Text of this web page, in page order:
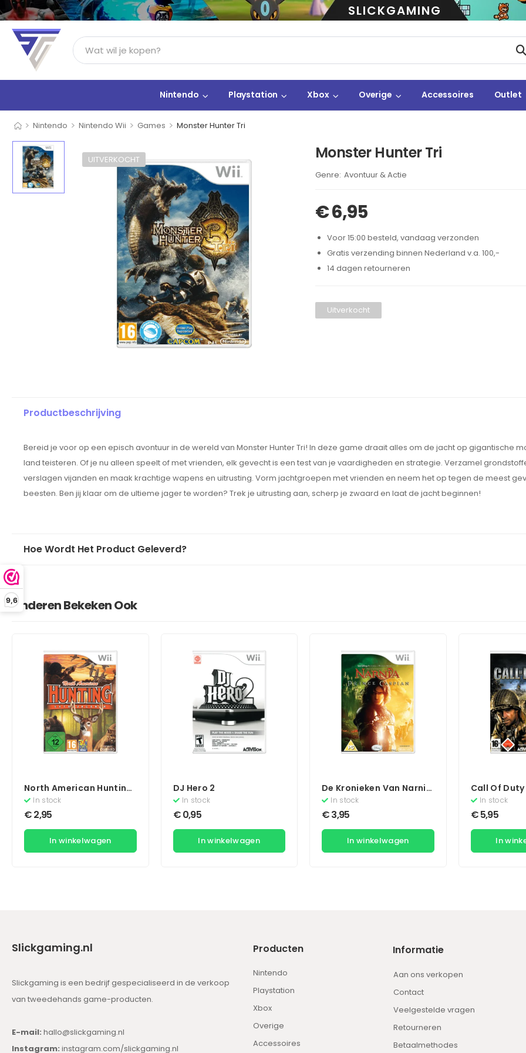
9,6
SLICKGAMING
Nintendo Playstation Xbox Overige Accessoires Outlet
> Nintendo > Nintendo Wii > Games > Monster Hunter Tri
UITVERKOCHT Monster Hunter Tri
Brand:
Avontuur & Actie
€6,95
Voor 15:00 besteld, vandaag verzonden
Gratis verzending binnen Nederland v.a. 100,-
14 dagen retourneren
Uitverkocht
Productbeschrijving
Bereid je voor op een episch avontuur in de wereld van Monster Hunter Tri! In deze game draait alles om de jacht op gigantische
land teisteren. Of je nu alleen speelt of met vrienden, elk gevecht is een test van je vaardigheden en strategie. Verzamel
verslagen vijanden en maak krachtige wapens en uitrusting. Vorm jachtgroepen met vrienden en neem het op tegen de meest
beesten. Ben jij klaar om de ultieme jager te worden? Trek je uitrusting aan, scherp je zwaard en laat de jacht beginnen!
Hoe Wordt Het Product Geleverd?
Anderen Bekeken Ook
North American Hunting
Extravaganza
In stock
€2,95
In winkelwagen
DJ Hero 2
In stock
€0,95
In winkelwagen
De Kronieken Van Narnia
Prins Caspian
In stock
€3,95
In winkelwagen
Call Of Duty
In stock
€5,95
In
Slickgaming.nl
Slickgaming is een bedrijf gespecialiseerd in de verkoop
van tweedehands game-producten.
E-mail: hallo@slickgaming.nl
Instagram: instagram.com/slickgaming.nl
Producten
Nintendo
Playstation
Xbox
Overige
Accessoires
Informatie
Aan ons verkopen
Contact
Veelgestelde vragen
Retourneren
Betaalmethodes